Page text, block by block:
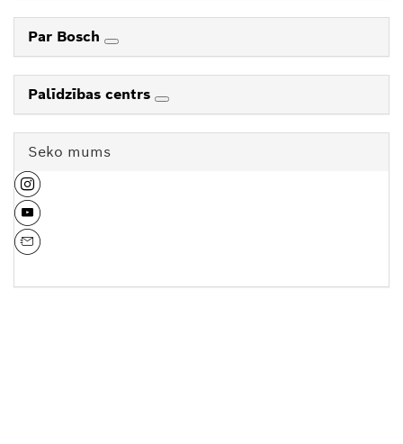
Par Bosch
Palīdzības centrs
Seko mums